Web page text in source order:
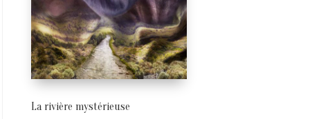
La rivière mystérieuse